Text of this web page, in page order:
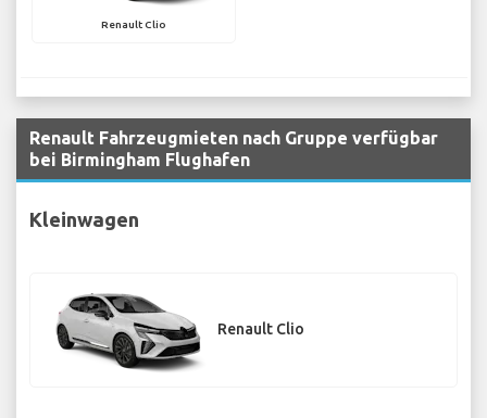
Renault Clio
Renault Fahrzeugmieten nach Gruppe verfügbar
bei Birmingham Flughafen
Kleinwagen
Renault Clio